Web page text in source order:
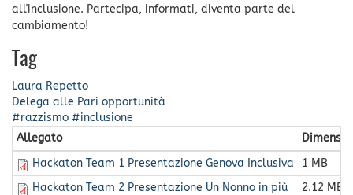
all'inclusione. Partecipa, informati, diventa parte del
cambiamento!
Tag
Laura Repetto
Delega alle Pari opportunità
#razzismo #inclusione
Allegato
Hackaton Team 1 Presentazione Genova Inclusiva
1 MB
Hackaton Team 2 Presentazione Un Nonno in più
2.12 MB